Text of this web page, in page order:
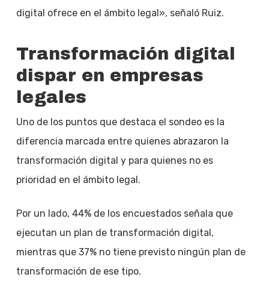
digital ofrece en el ámbito legal», señaló Ruiz.
Transformación digital
dispar en empresas
legales
Uno de los puntos que destaca el sondeo es la
diferencia marcada entre quienes abrazaron la
transformación digital y para quienes no es
prioridad en el ámbito legal.
Por un lado, 44% de los encuestados señala que
ejecutan un plan de transformación digital,
mientras que 37% no tiene previsto ningún plan de
transformación de ese tipo.